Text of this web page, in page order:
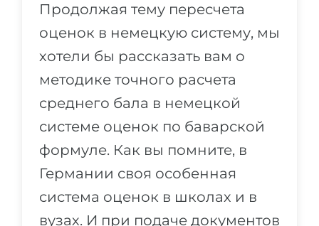
Продолжая тему пересчета
оценок в немецкую систему, мы
хотели бы рассказать вам о
методике точного расчета
среднего бала в немецкой
системе оценок по баварской
формуле. Как вы помните, в
Германии своя особенная
система оценок в школах и в
вузах. И при подаче документов